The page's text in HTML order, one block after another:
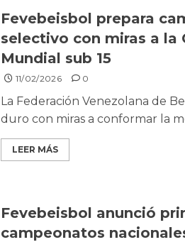
Fevebeisbol prepara
selectivo con miras a la
Mundial sub 15
11/02/2026 0
La Federación Venezolana de
duro con miras a conformar la
LEER MÁS
Fevebeisbol anunció
campeonatos